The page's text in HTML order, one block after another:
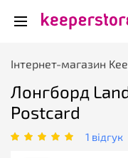
Інтернет-магазин
Лонгборд
Postcard
1 відгук